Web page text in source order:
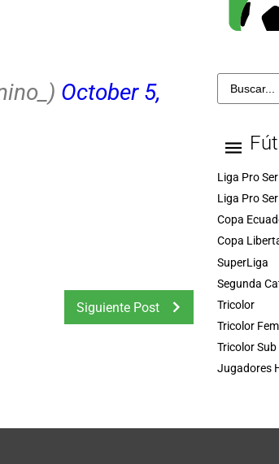
October 5,
Siguiente Post
Liga Pro
Liga Pro
Copa
Copa
SuperLiga
Segunda
Tricolor
Tricolor
Tricolor Sub
Jugadores